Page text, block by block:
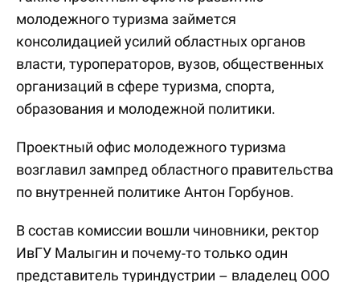
молодежного туризма займется
консолидацией усилий областных органов
власти, туроператоров, вузов, общественных
организаций в сфере туризма, спорта,
образования и молодежной политики.
Проектный офис молодежного туризма
возглавил зампред областного правительства
по внутренней политике Антон Горбунов.
В состав комиссии вошли чиновники, ректор
ИвГУ Малыгин и почему-то только один
представитель туриндустрии – владелец ООО